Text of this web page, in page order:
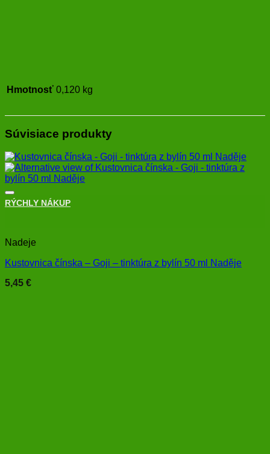
Hmotnosť 0,120 kg
Súvisiace produkty
+
RÝCHLY NÁKUP
Nadeje
Kustovnica čínska – Goji – tinktúra z bylín 50 ml Naděje
5,45 €